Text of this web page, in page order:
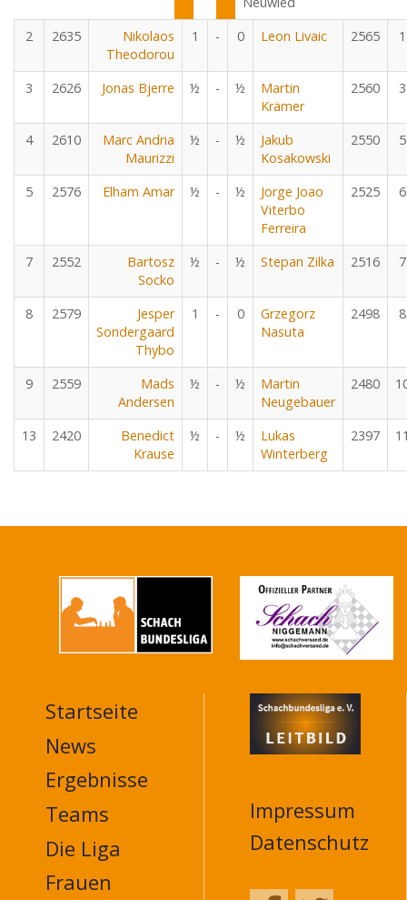
2
2635
Nikolaos
Theodorou
1 - 0 Leon Livaic 2565 1
3 2626 Jonas Bjerre ½ - ½
Martin
Krämer
2560 3
4 2610
Marc Andria
Maurizzi
½ - ½
Jakub
Kosakowski
2550 5
5 2576 Elham Amar ½ - ½
Jorge Joao
Viterbo
Ferreira
2525 6
7 2552
Bartosz
Socko
½ - ½ Stepan Zilka 2516 7
8 2579
Jesper
Sondergaard
Thybo
1 - 0
Grzegorz
Nasuta
2498 8
9 2559
Mads
Andersen
½ - ½
Martin
Neugebauer
2480
13 2420
Benedict
Krause
½ - ½
Lukas
Winterberg
2397
MAIN
NAVIGATION
FOOTER
Startseite
News
Ergebnisse
Teams
Die Liga
Frauen
Impressum
Datenschutz